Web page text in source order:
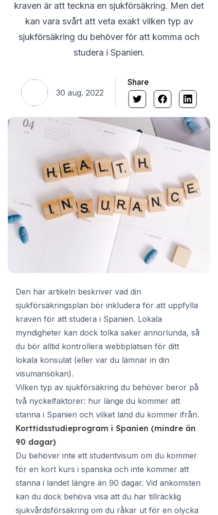
kraven är att teckna en sjukförsäkring. Men det
kan vara svårt att veta exakt vilken typ av
sjukförsäkring du behöver för att komma och
studera i Spanien.
30 aug. 2022
Share
Den här artikeln beskriver vad din
sjukförsäkringsplan bör inkludera för att uppfylla
kraven för att studera i Spanien. Lokala
myndigheter kan dock tolka saker annorlunda, så
du bör alltid kontrollera webbplatsen för ditt
lokala konsulat (eller var du lämnar in din
visumansökan).
Vilken typ av sjukförsäkring du behöver beror på
två nyckelfaktorer: hur länge du kommer att
stanna i Spanien och vilket land du kommer ifrån.
Korttidsstudieprogram i Spanien (mindre än
90 dagar)
Du behöver inte ett studentvisum om du kommer
för en kort kurs i spanska och inte kommer att
stanna i landet längre än 90 dagar. Vid ankomsten
kan du dock behöva visa att du har tillräcklig
sjukvårdsförsäkring om du råkar ut för en olycka